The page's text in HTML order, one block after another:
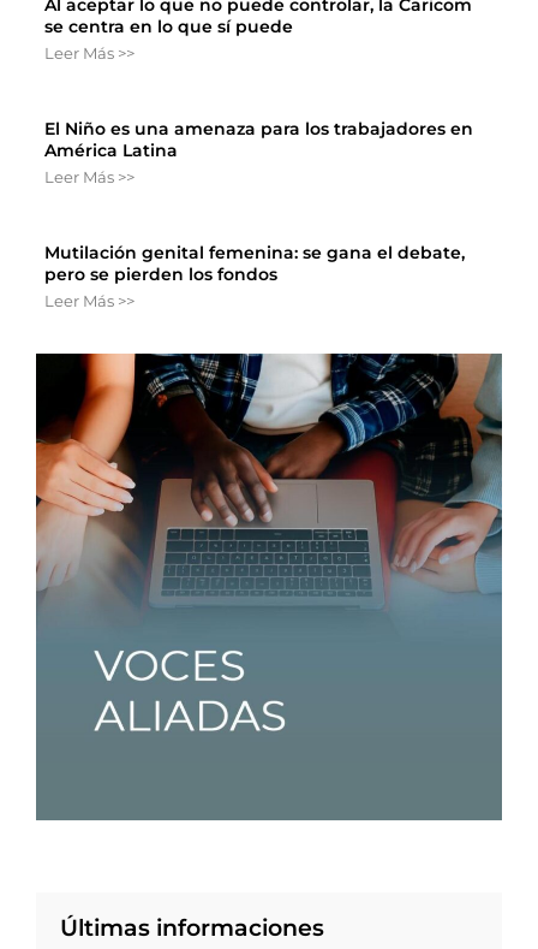
se centra en lo que sí puede
Leer Más >>
El Niño es una amenaza para los trabajadores en
América Latina
Leer Más >>
Mutilación genital femenina: se gana el debate,
pero se pierden los fondos
Leer Más >>
Últimas informaciones